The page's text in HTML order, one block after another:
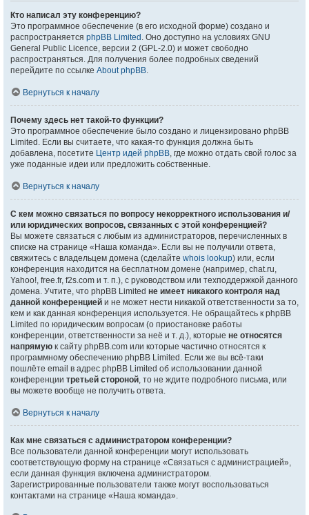
Кто написал эту конференцию?
Это программное обеспечение (в его исходной форме) создано и
распространяется phpBB Limited . Оно доступно на условиях GNU
General Public Licence, версии 2 (GPL-2.0) и может свободно
распространяться. Для получения более подробных сведений
перейдите по ссылке About phpBB.
Вернуться к началу
Почему здесь нет такой-то функции?
Это программное обеспечение было создано и лицензировано phpBB
Limited. Если вы считаете, что какая-то функция должна быть
добавлена, посетите Центр идей phpBB, где можно отдать свой голос за
уже поданные идеи или предложить собственные.
Вернуться к началу
С кем можно связаться по вопросу некорректного использования и/
или юридических вопросов, связанных с этой конференцией?
Вы можете связаться с любым из администраторов, перечисленных в
списке на странице «Наша команда». Если вы не получили ответа,
свяжитесь с владельцем домена (сделайте whois lookup) или, если
конференция находится на бесплатном домене (например, chat.ru,
Yahoo!, free.fr, f2s.com и т. п.), с руководством или техподдержкой данного
домена. Учтите, что phpBB Limited не имеет никакого контроля над
данной конференцией и не может нести никакой ответственности за то,
кем и как данная конференция используется. Не обращайтесь к phpBB
Limited по юридическим вопросам (о приостановке работы
конференции, ответственности за неё и т. д.), которые не относятся
напрямую к сайту phpBB.com или которые частично относятся к
программному обеспечению phpBB Limited. Если же вы всё-таки
пошлёте email в адрес phpBB Limited об использовании данной
конференции третьей стороной, то не ждите подробного письма, или
вы можете вообще не получить ответа.
Вернуться к началу
Как мне связаться с администратором конференции?
Все пользователи данной конференции могут использовать
соответствующую форму на странице «Связаться с администрацией»,
если данная функция включена администратором.
Зарегистрированные пользователи также могут воспользоваться
контактами на странице «Наша команда».